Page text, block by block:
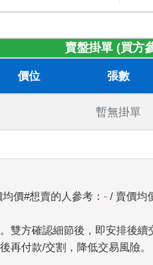
賣盤掛單 (買方
價位 張數
暫無掛單
價#想賣的人參考：- / 賣價均
雙方確認細節後，即安排後續
再付款/交割，降低交易風險。